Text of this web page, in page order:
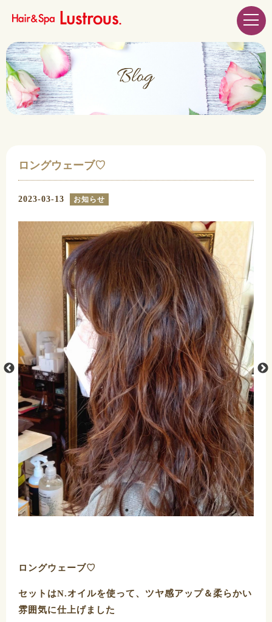
ロングウェーブ♡
2023-03-13 お知らせ
ロングウェーブ♡
セットはN.オイルを使って、ツヤ感アップ＆柔らかい
雰囲気に仕上げました️